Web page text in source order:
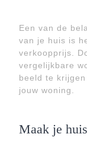
Een van de
van je huis is
verkoopprijs.
vergelijkbare
beeld te
jouw woning.
Maak je